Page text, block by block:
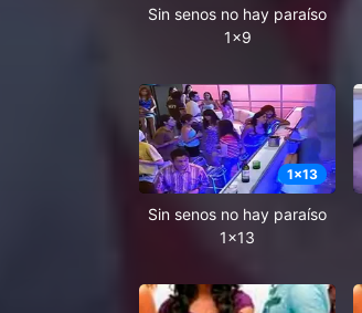
Sin senos no hay paraíso
1x9
1x13
Sin senos no hay paraíso
1x13